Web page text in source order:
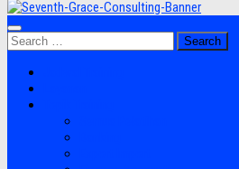
Search
for: